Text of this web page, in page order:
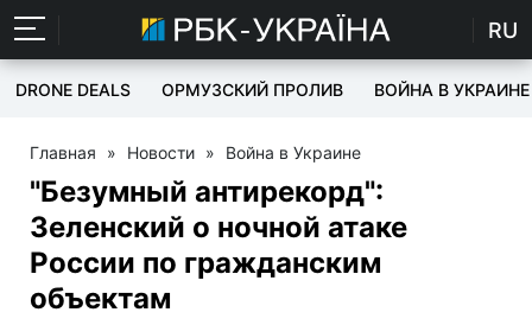
RU
DRONE DEALS ОРМУЗСКИЙ ПРОЛИВ ВОЙНА В УКРАИНЕ
Главная » Новости » Война в Украине
"Безумный антирекорд":
Зеленский о ночной атаке
России по гражданским
объектам